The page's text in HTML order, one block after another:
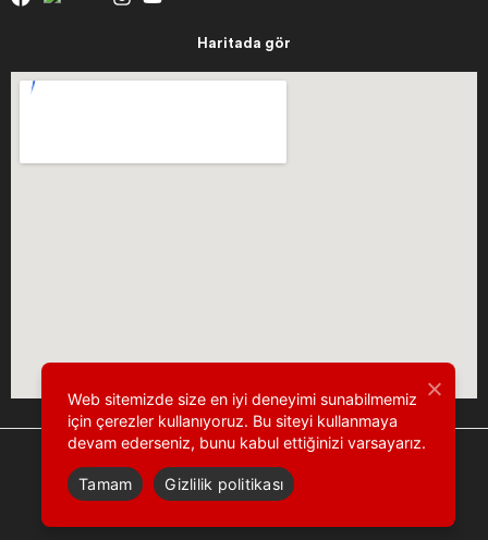
Haritada gör
Web sitemizde size en iyi deneyimi sunabilmemiz
için çerezler kullanıyoruz. Bu siteyi kullanmaya
devam ederseniz, bunu kabul ettiğinizi varsayarız.
Tamam Gizlilik politikası